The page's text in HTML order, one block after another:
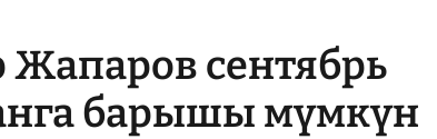
сентябрь
барышы мүмкүн